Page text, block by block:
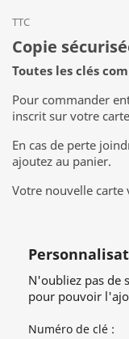
TTC
Copie
Toutes les clés
Pour commander
inscrit sur votre
En cas de perte
ajoutez au panier.
Votre nouvelle carte
N'oubliez pas de
pour pouvoir
Numéro de clé :